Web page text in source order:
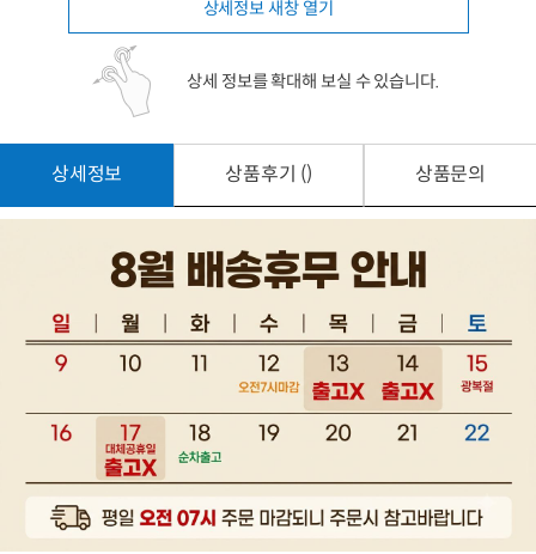
상세정보 새창 열기
상세 정보를 확대해 보실 수 있습니다.
상세정보 상품후기 () 상품문의